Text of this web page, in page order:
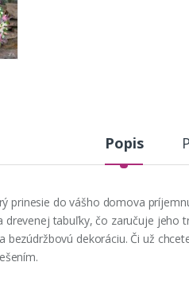
Popis
prinesie do vášho domova
tabuľky, čo zaručuje
dekoráciu. Či už